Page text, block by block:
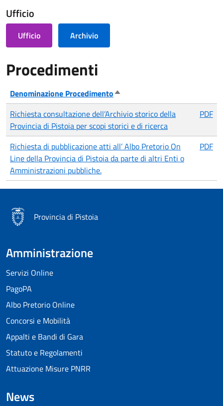
Ufficio
Ufficio Archivio
Procedimenti
Denominazione ProcedimentoOrdina in modo discendente
Richiesta consultazione dell’Archivio storico della
Provincia di Pistoia per scopi storici e di ricerca
PDF
Richiesta di pubblicazione atti all’ Albo Pretorio On
Line della Provincia di Pistoia da parte di altri Enti o
Amministrazioni pubbliche.
PDF
Provincia di Pistoia
Amministrazione
Servizi Online
PagoPA
Albo Pretorio Online
Concorsi e Mobilità
Appalti e Bandi di Gara
Statuto e Regolamenti
Attuazione Misure PNRR
News